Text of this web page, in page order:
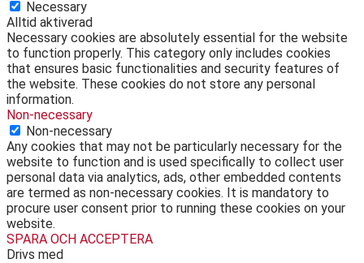
Necessary
Alltid aktiverad
Necessary cookies are absolutely essential for the website
to function properly. This category only includes cookies
that ensures basic functionalities and security features of
the website. These cookies do not store any personal
information.
Non-necessary
Non-necessary
Any cookies that may not be particularly necessary for the
website to function and is used specifically to collect user
personal data via analytics, ads, other embedded contents
are termed as non-necessary cookies. It is mandatory to
procure user consent prior to running these cookies on your
website.
SPARA OCH ACCEPTERA
Drivs med